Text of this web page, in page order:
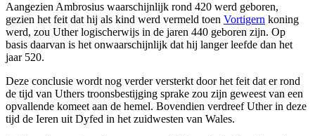
Aangezien Ambrosius waarschijnlijk rond 420 werd geboren,
gezien het feit dat hij als kind werd vermeld toen Vortigern koning
werd, zou Uther logischerwijs in de jaren 440 geboren zijn. Op
basis daarvan is het onwaarschijnlijk dat hij langer leefde dan het
jaar 520.
Deze conclusie wordt nog verder versterkt door het feit dat er rond
de tijd van Uthers troonsbestijging sprake zou zijn geweest van een
opvallende komeet aan de hemel. Bovendien verdreef Uther in deze
tijd de Ieren uit Dyfed in het zuidwesten van Wales.